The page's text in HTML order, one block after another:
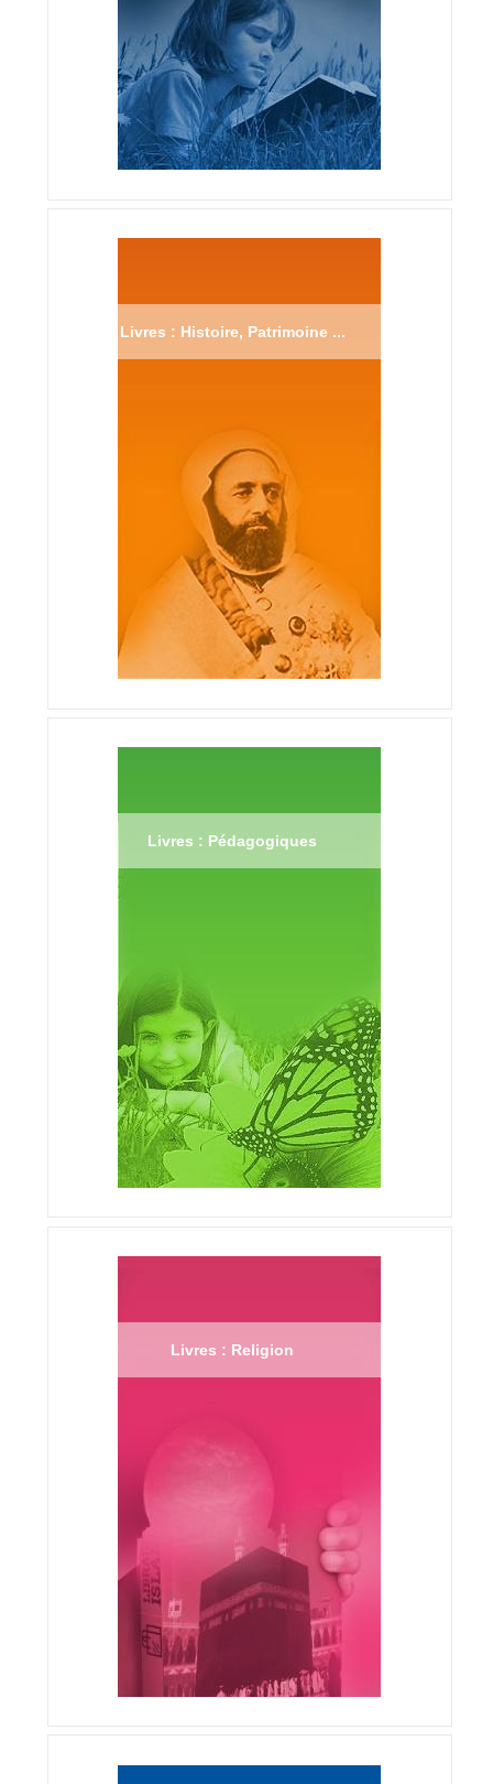
Livres : Histoire, Patrimoine ...
Livres : Pédagogiques
Livres : Religion